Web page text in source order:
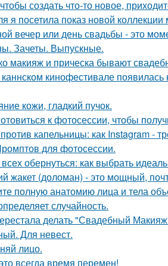
создать что-то новое,
я посетила показ новой
вечер или день свадьбы - это
Зачеты. Выпускные.
макияж и прическа бывают
кинофестивале
кожи, гладкий пучок.
к фотосессии, чтобы
капельницы: как Instagram -
для фотосессии.
обернуться: как выбрать
жакет (доломан) - это мощный,
полную анатомию лица и тела
случайность.
делать "Свадебный
Для невест.
лицо.
всегда время перемен!